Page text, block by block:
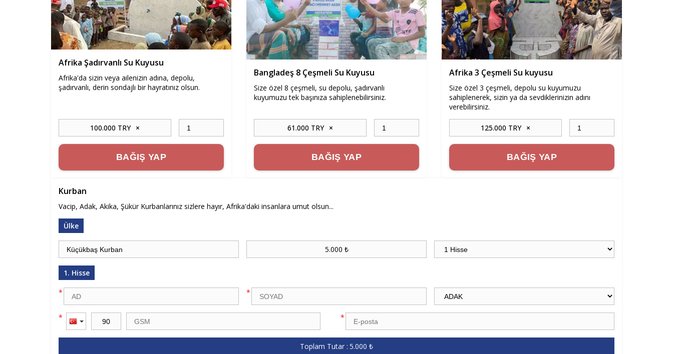
Afrika Şadırvanlı Su Kuyusu
Afrika'da sizin veya ailenizin adına, depolu,
şadırvanlı, derin sondajlı bir hayratınız olsun.
100.000 TRY ×
BAĞIŞ YAP
Bangladeş 8 Çeşmeli Su Kuyusu
Size özel 8 çeşmeli, su depolu, şadırvanlı
kuyumuzu tek başınıza sahiplenebilirsiniz.
61.000 TRY ×
BAĞIŞ YAP
Afrika 3 Çeşmeli Su kuyusu
Size özel 3 çeşmeli, depolu su kuyumuzu
sahiplenerek, sizin ya da sevdiklerinizin adını
verebilirsiniz.
125.000 TRY ×
BAĞIŞ YAP
Kurban
Vacip, Adak, Akika, Şükür Kurbanlarınız sizlere hayır, Afrika'daki insanlara umut olsun...
Ülke
5.000 ₺
1. Hisse
* *
* *
Toplam Tutar : 5.000 ₺